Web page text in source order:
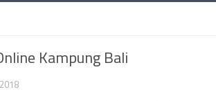
Kampung Bali